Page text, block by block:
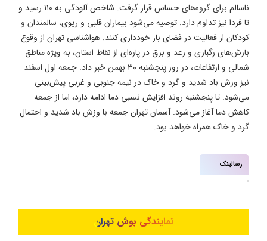
ناسالم برای گروه‌های حساس قرار گرفت. شاخص آلودگی به ۱۱۰ رسید و
تا فردا نیز تداوم دارد. توصیه می‌شود بیماران قلبی و ریوی، سالمندان و
کودکان از فعالیت در فضای باز خودداری کنند. هواشناسی تهران از وقوع
بارش‌های رگباری و رعد و برق در پاره‌ای از نقاط استان، به ویژه مناطق
شمالی و ارتفاعات، در روز پنجشنبه ۳۰ بهمن خبر داد. جمعه اول اسفند
نیز وزش باد شدید و گرد و خاک در نیمه جنوبی و غربی پیش‌بینی
می‌شود. تا پنجشنبه روند افزایش نسبی دما ادامه دارد، اما از جمعه
کاهش دما آغاز می‌شود. آسمان تهران جمعه با وزش باد شدید و احتمال
گرد و خاک همراه خواهد بود.
رسالینک
نمایندگی بوش تهران